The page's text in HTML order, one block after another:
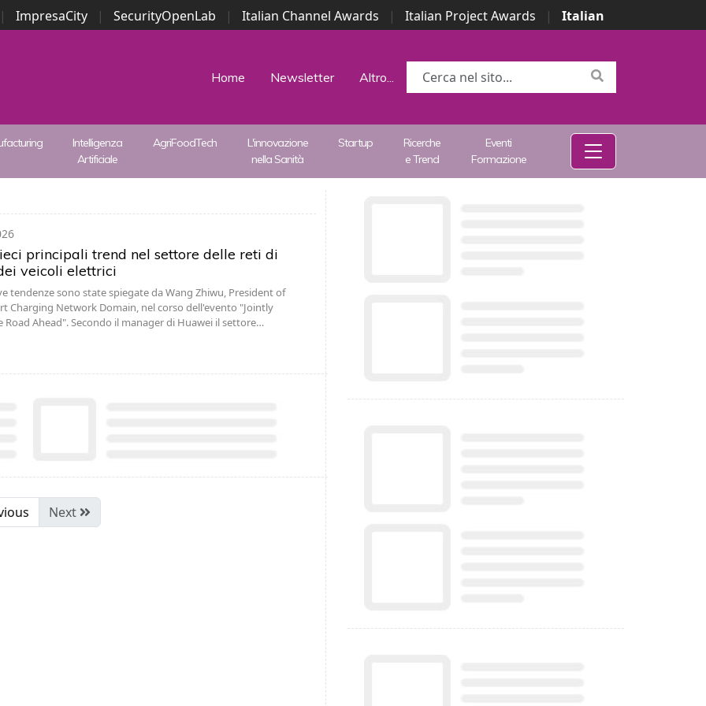
ImpresaCity | SecurityOpenLab | Italian Channel Awards | Italian Project Awards |
Italian
Security Awards | ...
Home Newsletter Altro...
Intelligenza
Artificiale
AgriFoodTech
L'innovazione
nella Sanità
Startup
Ricerche
e Trend
Eventi
Formazione
principali trend nel settore delle reti di
veicoli elettrici
tendenze sono state spiegate da Wang Zhiwu, President of
Charging Network Domain, nel corso dell'evento "Jointly
Road Ahead". Secondo il manager di Huawei il settore…
Next